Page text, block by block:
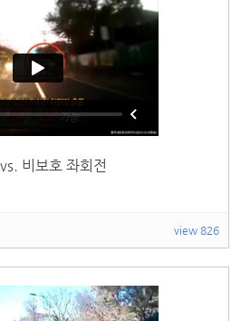
비보호 좌회전
view 826